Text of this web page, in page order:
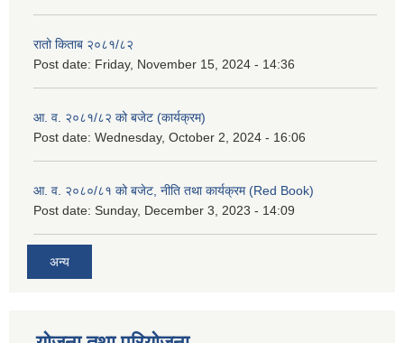
रातो किताब २०८१/८२
Post date: Friday, November 15, 2024 - 14:36
आ. व. २०८१/८२ को बजेट (कार्यक्रम)
Post date: Wednesday, October 2, 2024 - 16:06
आ. व. २०८०/८१ को बजेट, नीति तथा कार्यक्रम (Red Book)
Post date: Sunday, December 3, 2023 - 14:09
अन्य